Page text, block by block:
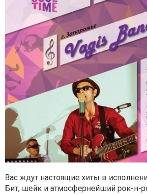
Вас ждут настоящие хиты в
Бит, шейк и атмосфернейший рок-н-